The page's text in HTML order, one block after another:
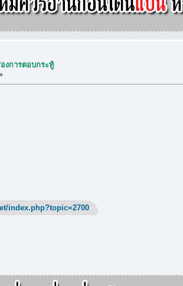
งการตอบกระทู้
index.php?topic=2700